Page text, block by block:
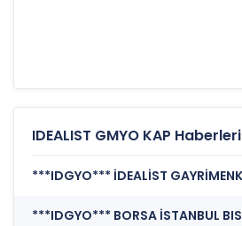
IDEALIST GMYO KAP Haberleri